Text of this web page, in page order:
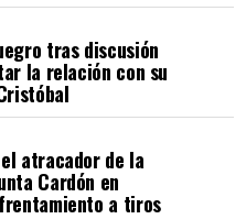
tras discusión
la relación con su
atracador de la
Cardón en
a tiros